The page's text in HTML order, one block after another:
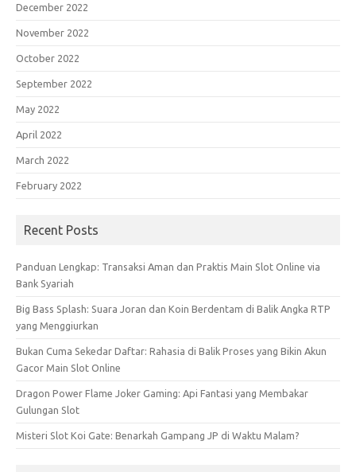
December 2022
November 2022
October 2022
September 2022
May 2022
April 2022
March 2022
February 2022
Recent Posts
Panduan Lengkap: Transaksi Aman dan Praktis Main Slot Online via
Bank Syariah
Big Bass Splash: Suara Joran dan Koin Berdentam di Balik Angka RTP
yang Menggiurkan
Bukan Cuma Sekedar Daftar: Rahasia di Balik Proses yang Bikin Akun
Gacor Main Slot Online
Dragon Power Flame Joker Gaming: Api Fantasi yang Membakar
Gulungan Slot
Misteri Slot Koi Gate: Benarkah Gampang JP di Waktu Malam?